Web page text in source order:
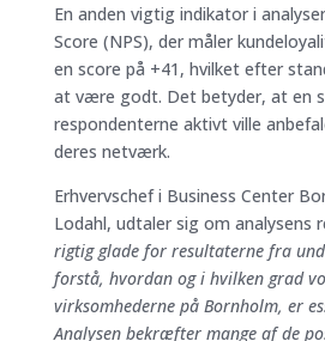
En anden vigtig indikator i
Score (NPS), der måler
en score på +41, hvilket efter
at være godt. Det betyder, at en
respondenterne aktivt ville
deres netværk.
Erhvervschef i Business Center
Lodahl, udtaler sig om analysens
rigtig glade for resultaterne fra
forstå, hvordan og i hvilken grad
virksomhederne på Bornholm, er
Analysen bekræfter mange af de